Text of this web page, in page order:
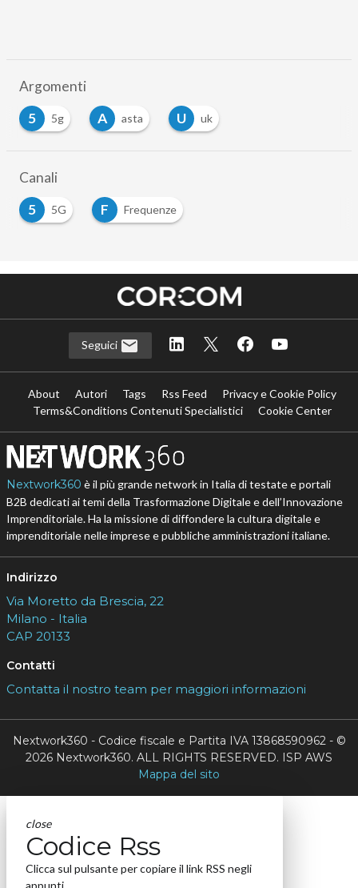
Argomenti
5
5g A asta U uk
Canali
5
5G F Frequenze
Seguici
About Autori Tags Rss Feed
Privacy e Cookie Policy
Terms&Conditions Contenuti Specialistici
Cookie Center
Nextwork360 è il più grande network in Italia di testate e portali
B2B dedicati ai temi della Trasformazione Digitale e dell’Innovazione
Imprenditoriale. Ha la missione di diffondere la cultura digitale e
imprenditoriale nelle imprese e pubbliche amministrazioni italiane.
Indirizzo
Via Moretto da Brescia, 22
Milano - Italia
CAP 20133
Contatti
Contatta il nostro team per maggiori informazioni
Nextwork360 - Codice fiscale e Partita IVA 13868590962 - ©
2026 Nextwork360. ALL RIGHTS RESERVED. ISP AWS
Mappa del sito
close
Codice Rss
Clicca sul pulsante per copiare il link RSS negli